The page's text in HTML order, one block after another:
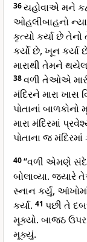
36યહોવાએ મને
ઓહલીબાહનો
કૃત્યો કર્યા છે
કર્યો છે, ખૂન
મારાથી તેમને
38વળી તેઓએ
મંદિરને મારા ખાસ
પોતાનાં
મારા મંદિરમાં
પોતાના જ મંદિરમાં
40“વળી એમણે
બોલાવ્યા.
સ્નાન કર્યું,
કર્યા. 41 પછી તે
મૂક્યો. બાજઠ
મૂક્યું.